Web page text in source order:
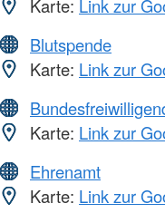
Karte: Link zur
Blutspende
Karte: Link zur
Karte: Link zur
Ehrenamt
Karte: Link zur